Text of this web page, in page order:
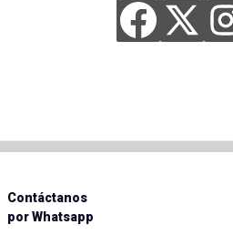
Contáctanos
por Whatsapp